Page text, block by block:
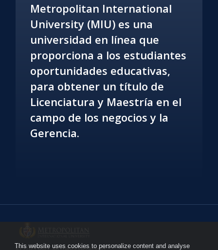
This website uses cookies to personalize content and analyse
Metropolitan International
University (MIU) es una
universidad en línea que
proporciona a los estudiantes
oportunidades educativas,
para obtener un título de
Licenciatura y Maestría en el
campo de los negocios y la
Gerencia.